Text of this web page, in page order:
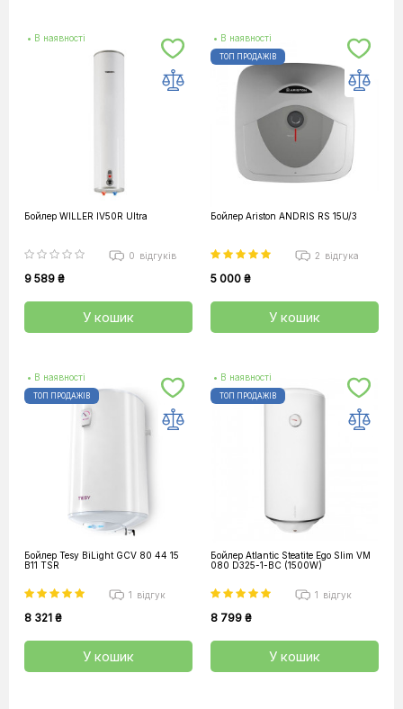
• В наявності
Бойлер WILLER IV50R Ultra
0 відгуків
9 589 ₴
У кошик
• В наявності
ТОП ПРОДАЖІВ
Бойлер Ariston ANDRIS RS 15U/3
2 відгука
5 000 ₴
У кошик
• В наявності
ТОП ПРОДАЖІВ
Бойлер Tesy BiLight GCV 80 44 15
B11 TSR
1 відгук
8 321 ₴
У кошик
• В наявності
ТОП ПРОДАЖІВ
Бойлер Atlantic Steatite Ego Slim VM
080 D325-1-BC (1500W)
1 відгук
8 799 ₴
У кошик